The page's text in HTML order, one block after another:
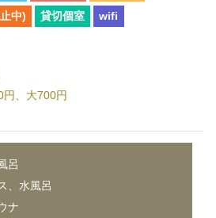
中) 貸切個室 wifi
円、大700円
呂
、水風呂
ナ